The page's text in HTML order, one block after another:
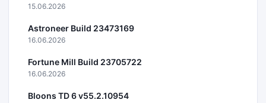
15.06.2026
Astroneer Build 23473169
16.06.2026
Fortune Mill Build 23705722
16.06.2026
Bloons TD 6 v55.2.10954